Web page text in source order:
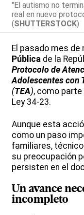
"El autismo no
real en nuevo
(SHUTTERSTOCK)
El pasado mes de
Pública de la
Protocolo de
Adolescentes con
(TEA), como
Ley 34-23.
Aunque esta
como un paso
familiares,
su preocupación
persisten en el
Un avance
incompleto